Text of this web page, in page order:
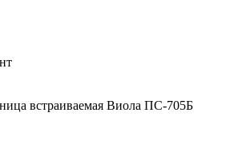
встраиваемая Виола ПС-705Б